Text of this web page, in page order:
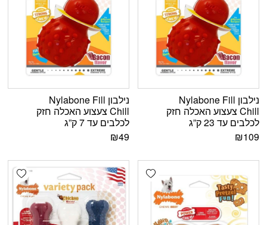
נילבון Nylabone Fill
Chill צעצוע האכלה חזק
לכלבים עד 23 ק”ג
₪109
נילבון Nylabone Fill
Chill צעצוע האכלה חזק
לכלבים עד 7 ק”ג
₪49
Add wishlist